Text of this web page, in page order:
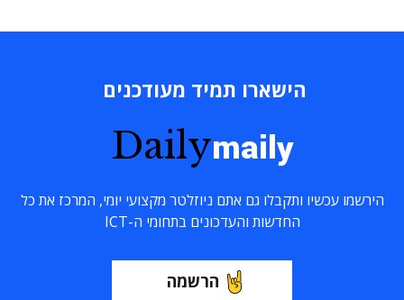
הישארו תמיד מעודכנים
Dailymaily
הירשמו עכשיו ותקבלו גם אתם ניוזלטר מקצועי יומי, המרכז את כל
החדשות והעדכונים בתחומי ה-ICT
הרשמה